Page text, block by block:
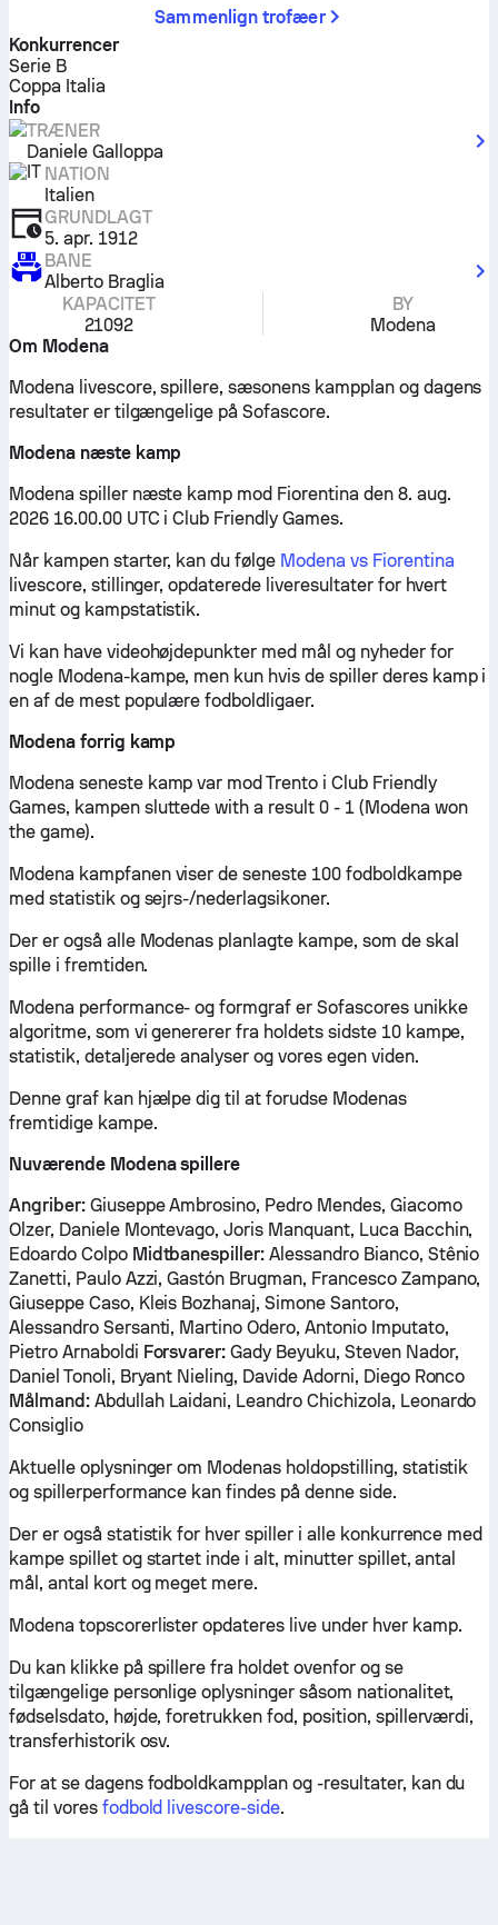
Sammenlign trofæer
Konkurrencer
Serie B
Coppa Italia
Info
TRÆNER
Daniele Galloppa
NATION
Italien
GRUNDLAGT
5. apr. 1912
BANE
Alberto Braglia
KAPACITET
21092
BY
Modena
Om Modena
Modena livescore, spillere, sæsonens kampplan og dagens
resultater er tilgængelige på Sofascore.
Modena næste kamp
Modena spiller næste kamp mod Fiorentina den 8. aug.
2026 16.00.00 UTC i Club Friendly Games.
Når kampen starter, kan du følge Modena vs Fiorentina
livescore, stillinger, opdaterede liveresultater for hvert
minut og kampstatistik.
Vi kan have videohøjdepunkter med mål og nyheder for
nogle Modena-kampe, men kun hvis de spiller deres kamp i
en af de mest populære fodboldligaer.
Modena forrig kamp
Modena seneste kamp var mod Trento i Club Friendly
Games, kampen sluttede with a result 0 - 1 (Modena won
the game).
Modena kampfanen viser de seneste 100 fodboldkampe
med statistik og sejrs-/nederlagsikoner.
Der er også alle Modenas planlagte kampe, som de skal
spille i fremtiden.
Modena performance- og formgraf er Sofascores unikke
algoritme, som vi genererer fra holdets sidste 10 kampe,
statistik, detaljerede analyser og vores egen viden.
Denne graf kan hjælpe dig til at forudse Modenas
fremtidige kampe.
Nuværende Modena spillere
Angriber:Giuseppe Ambrosino, Pedro Mendes, Giacomo
Olzer, Daniele Montevago, Joris Manquant, Luca Bacchin,
Edoardo Colpo Midtbanespiller: Alessandro Bianco, Stênio
Zanetti, Paulo Azzi, Gastón Brugman, Francesco Zampano,
Giuseppe Caso, Kleis Bozhanaj, Simone Santoro,
Alessandro Sersanti, Martino Odero, Antonio Imputato,
Pietro Arnaboldi Forsvarer: Gady Beyuku, Steven Nador,
Daniel Tonoli, Bryant Nieling, Davide Adorni, Diego Ronco
Målmand:Abdullah Laidani, Leandro Chichizola, Leonardo
Consiglio
Aktuelle oplysninger om Modenas holdopstilling, statistik
og spillerperformance kan findes på denne side.
Der er også statistik for hver spiller i alle konkurrence med
kampe spillet og startet inde i alt, minutter spillet, antal
mål, antal kort og meget mere.
Modena topscorerlister opdateres live under hver kamp.
Du kan klikke på spillere fra holdet ovenfor og se
tilgængelige personlige oplysninger såsom nationalitet,
fødselsdato, højde, foretrukken fod, position, spillerværdi,
transferhistorik osv.
For at se dagens fodboldkampplan og -resultater, kan du
gå til vores fodbold livescore-side.